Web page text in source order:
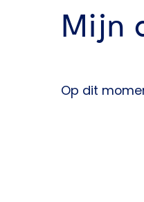
Mijn
Op dit